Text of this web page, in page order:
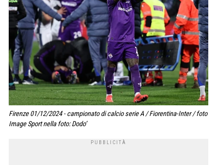
Firenze 01/12/2024 - campionato di calcio serie A / Fiorentina-Inter / foto
Image Sport nella foto: Dodo’